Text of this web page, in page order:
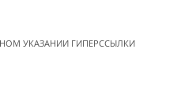
УКАЗАНИИ ГИПЕРССЫЛКИ